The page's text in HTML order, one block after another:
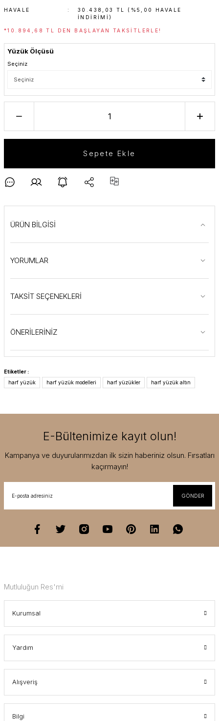
HAVALE
30.438,03 TL (%5,00 HAVALE
INDIRIMI)
*10.894,68 TL DEN BAŞLAYAN TAKSITLERLE!
Yüzük Ölçüsü
Seçiniz
Sepete Ekle
ÜRÜN BİLGİSİ
YORUMLAR
TAKSİT SEÇENEKLERİ
ÖNERİLERİNİZ
Etiketler :
harf yüzük
harf yüzük modelleri harf yüzükler harf yüzük altın
E-Bültenimize kayıt olun!
Kampanya ve duyurularımızdan ilk sizin haberiniz olsun. Fırsatları
kaçırmayın!
GÖNDER
Mutluluğun Res'mi
Kurumsal
Yardım
Alışveriş
Bilgi